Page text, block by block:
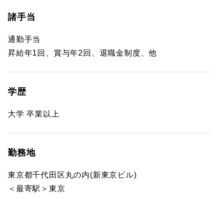
諸手当
通勤手当
昇給年1回、賞与年2回、退職金制度、他
学歴
大学 卒業以上
勤務地
東京都千代田区丸の内(新東京ビル)
＜最寄駅＞東京